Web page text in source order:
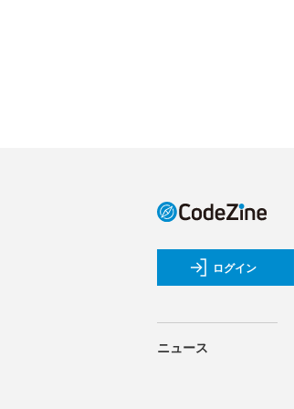
ログイン
ニュース